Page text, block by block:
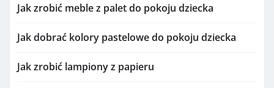
Jak zrobić meble z palet do pokoju dziecka
Jak dobrać kolory pastelowe do pokoju dziecka
Jak zrobić lampiony z papieru